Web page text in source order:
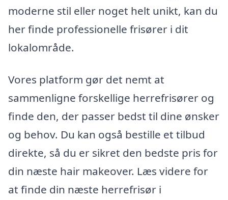
moderne stil eller noget helt unikt, kan du
her finde professionelle frisører i dit
lokalområde.
Vores platform gør det nemt at
sammenligne forskellige herrefrisører og
finde den, der passer bedst til dine ønsker
og behov. Du kan også bestille et tilbud
direkte, så du er sikret den bedste pris for
din næste hair makeover. Læs videre for
at finde din næste herrefrisør i